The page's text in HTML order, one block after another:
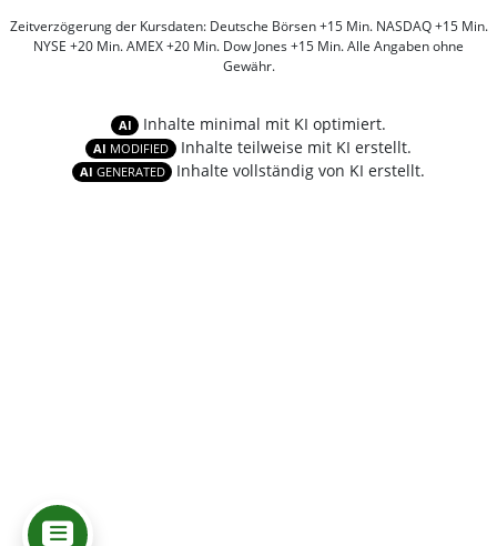
Zeitverzögerung der Kursdaten: Deutsche Börsen +15 Min. NASDAQ +15 Min.
NYSE +20 Min. AMEX +20 Min. Dow Jones +15 Min. Alle Angaben ohne
Gewähr.
AI Inhalte minimal mit KI optimiert.
AI MODIFIED Inhalte teilweise mit KI erstellt.
AI GENERATED Inhalte vollständig von KI erstellt.